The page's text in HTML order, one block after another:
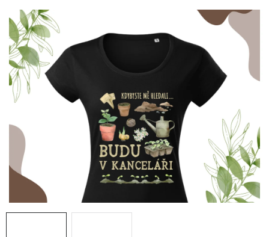
DÁRKY
VÁNOCE
🖤 SLEVY
KONTAKTY
Jak nakupovat Moje objednávka
Výměna / vrácení zboží
Hodnocení obchodu
Potisk textilu
Obchodní podmínky
GDPR + cookies